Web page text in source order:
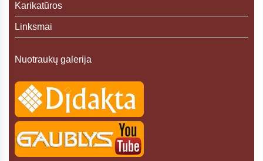
Karikatūros
Linksmai
Nuotraukų galerija